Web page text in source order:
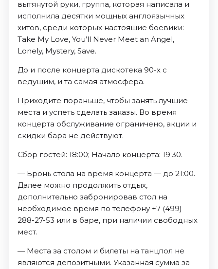
вытянутой руки, группа, которая написала и
исполнила десятки мощных англоязычных
хитов, среди которых настоящие боевики:
Take My Love, You’ll Never Meet an Angel,
Lonely, Mystery, Save.
До и после концерта дискотека 90-х с
ведущим, и та самая атмосфера.
Приходите пораньше, чтобы занять лучшие
места и успеть сделать заказы. Во время
концерта обслуживание ограничено, акции и
скидки бара не действуют.
Сбор гостей: 18:00; Начало концерта: 19:30.
— Бронь стола на время концерта — до 21:00.
Далее можно продолжить отдых,
дополнительно забронировав стол на
необходимое время по телефону +7 (499)
288-27-53 или в баре, при наличии свободных
мест.
— Места за столом и билеты на танцпол не
являются депозитными. Указанная сумма за